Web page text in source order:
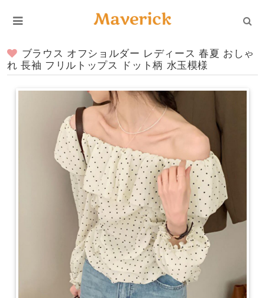
ブラウス オフショルダー レディース 春夏 おしゃ
れ 長袖 フリルトップス ドット柄 水玉模様